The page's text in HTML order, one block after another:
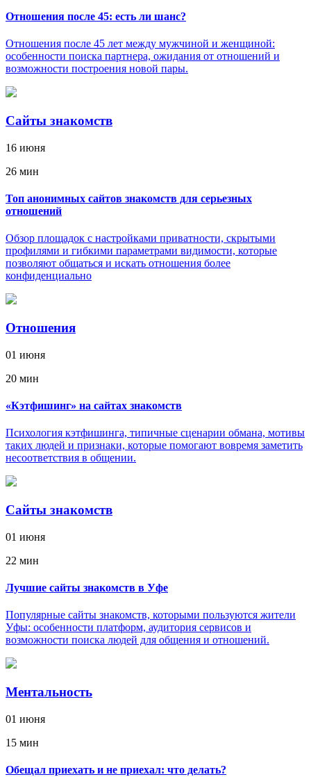
Отношения после 45: есть ли шанс?
Отношения после 45 лет между мужчиной и женщиной:
особенности поиска партнера, ожидания от отношений и
возможности построения новой пары.
Сайты знакомств
16 июня
26 мин
Топ анонимных сайтов знакомств для серьезных
отношений
Обзор площадок с настройками приватности, скрытыми
профилями и гибкими параметрами видимости, которые
позволяют общаться и искать отношения более
конфиденциально
Отношения
01 июня
20 мин
«Кэтфишинг» на сайтах знакомств
Психология кэтфишинга, типичные сценарии обмана, мотивы
таких людей и признаки, которые помогают вовремя заметить
несоответствия в общении.
Сайты знакомств
01 июня
22 мин
Лучшие сайты знакомств в Уфе
Популярные сайты знакомств, которыми пользуются жители
Уфы: особенности платформ, аудитория сервисов и
возможности поиска людей для общения и отношений.
Ментальность
01 июня
15 мин
Обещал приехать и не приехал: что делать?